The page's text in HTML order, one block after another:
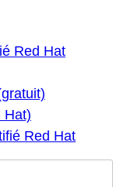
Red Hat
Hat)
Red Hat